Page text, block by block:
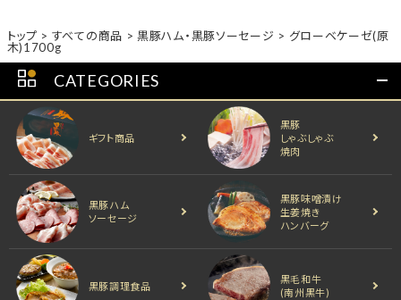
トップ すべての商品 黒豚ハム・黒豚ソーセージ
グローベケーゼ(原
木)1700g
CATEGORIES
ギフト商品
黒豚
しゃぶしゃぶ
焼肉
黒豚ハム
ソーセージ
黒豚味噌漬け
生姜焼き
ハンバーグ
黒豚調理食品
黒毛和牛
(南州黒牛)